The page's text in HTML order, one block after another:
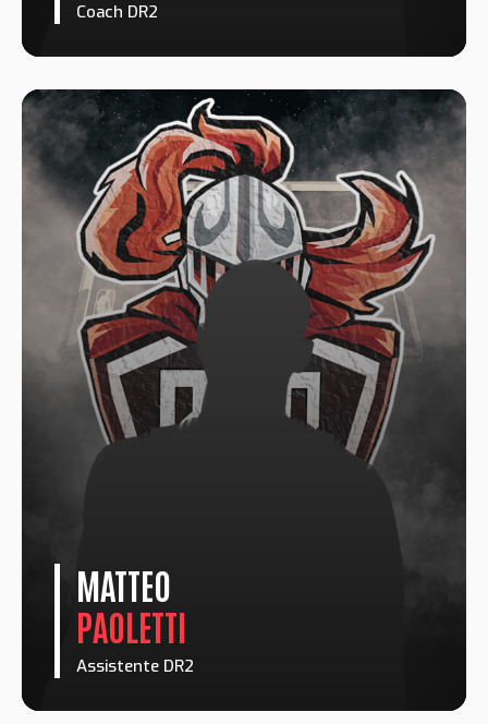
Coach DR2
MATTEO
PAOLETTI
Assistente DR2